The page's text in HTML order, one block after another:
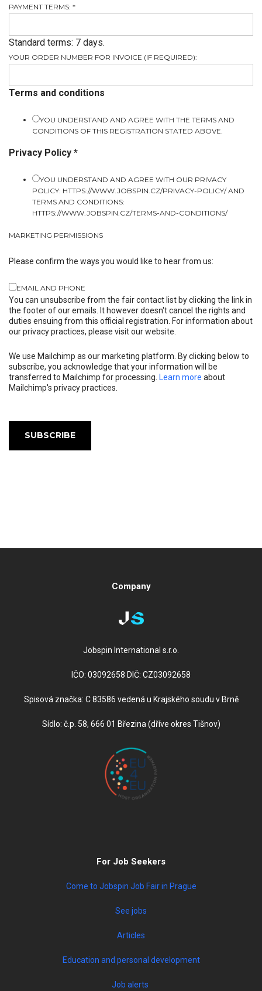
PAYMENT TERMS: *
Standard terms: 7 days.
YOUR ORDER NUMBER FOR INVOICE (IF REQUIRED):
Terms and conditions
YOU UNDERSTAND AND AGREE WITH THE TERMS AND
CONDITIONS OF THIS REGISTRATION STATED ABOVE.
Privacy Policy *
YOU UNDERSTAND AND AGREE WITH OUR PRIVACY
POLICY: HTTPS://WWW.JOBSPIN.CZ/PRIVACY-POLICY/ AND
TERMS AND CONDITIONS:
HTTPS://WWW.JOBSPIN.CZ/TERMS-AND-CONDITIONS/
MARKETING PERMISSIONS
Please confirm the ways you would like to hear from us:
EMAIL AND PHONE
You can unsubscribe from the fair contact list by clicking the link in
the footer of our emails. It however doesn't cancel the rights and
duties ensuing from this official registration. For information about
our privacy practices, please visit our website.
We use Mailchimp as our marketing platform. By clicking below to
subscribe, you acknowledge that your information will be
transferred to Mailchimp for processing. Learn more about
Mailchimp's privacy practices.
Company
Jobspin International s.r.o.
IČO: 03092658 DIČ: CZ03092658
Spisová značka: C 83586 vedená u Krajského soudu v Brně
Sídlo: č.p. 58, 666 01 Březina (dříve okres Tišnov)
For Job Seekers
Come to Jobspin Job Fair in Prague
See jobs
Articles
Education and personal development
Job alerts